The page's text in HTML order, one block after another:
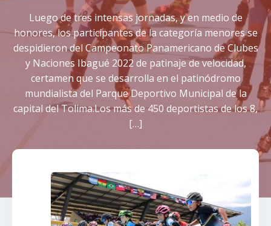
Luego de tres intensas jornadas, y en medio de
honores, los participantes de la categoría menores se
despidieron del Campeonato Panamericano de Clubes
y Naciones Ibagué 2022 de patinaje de velocidad,
certamen que se desarrolla en el patinódromo
mundialista del Parque Deportivo Municipal de la
capital del Tolima.Los más de 450 deportistas de los 8,
[…]